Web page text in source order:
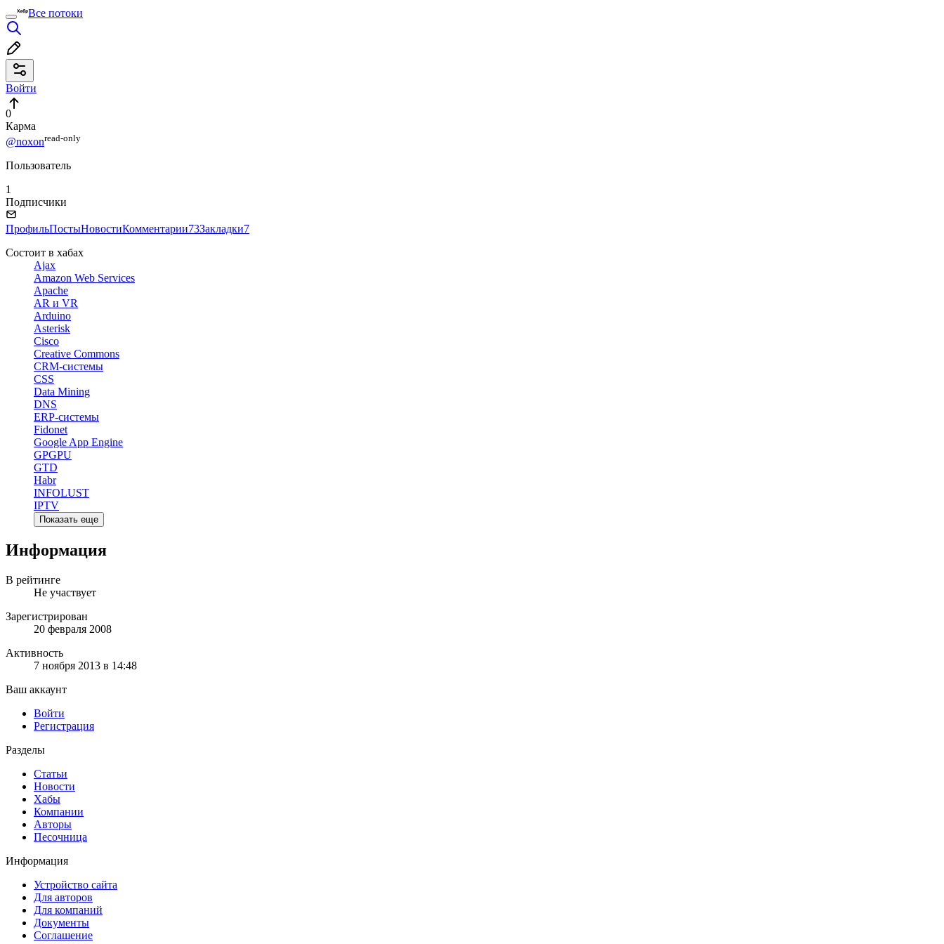
Все потоки
Войти
0
Карма
@noxonread⁠-⁠only
Пользователь
1
Подписчики
ПрофильПостыНовостиКомментарии73Закладки7
Состоит в хабах
Ajax
Amazon Web Services
Apache
AR и VR
Arduino
Asterisk
Cisco
Creative Commons
CRM-системы
CSS
Data Mining
DNS
ERP-системы
Fidonet
Google App Engine
GPGPU
GTD
Habr
INFOLUST
IPTV
Показать еще
Информация
В рейтинге
Не участвует
Зарегистрирован
20 февраля 2008
Активность
7 ноября 2013 в 14:48
Ваш аккаунт
Войти
Регистрация
Разделы
Статьи
Новости
Хабы
Компании
Авторы
Песочница
Информация
Устройство сайта
Для авторов
Для компаний
Документы
Соглашение